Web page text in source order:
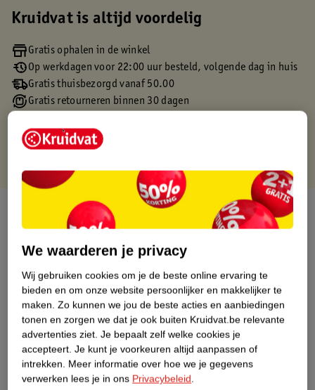
Kruidvat is altijd voordelig
Gratis ophalen in de winkel
Op werkdagen voor 22:00 uur besteld, volgende dag in huis
Gratis thuisbezorgd vanaf 50.00
Gratis retourneren binnen 30 dagen
Over dit product
Productinformatie
Etiketinformatie
Nature Impact Score
Dit product heeft (nog) geen Nature
Impact Score.
Meer informatie
We waarderen je privacy
Wij gebruiken cookies om je de beste online ervaring te
bieden en om onze website persoonlijker en makkelijker te
maken. Zo kunnen we jou de beste acties en aanbiedingen
tonen en zorgen we dat je ook buiten Kruidvat.be relevante
advertenties ziet. Je bepaalt zelf welke cookies je
accepteert. Je kunt je voorkeuren altijd aanpassen of
intrekken. Meer informatie over hoe we je gegevens
verwerken lees je in ons Privacybeleid.